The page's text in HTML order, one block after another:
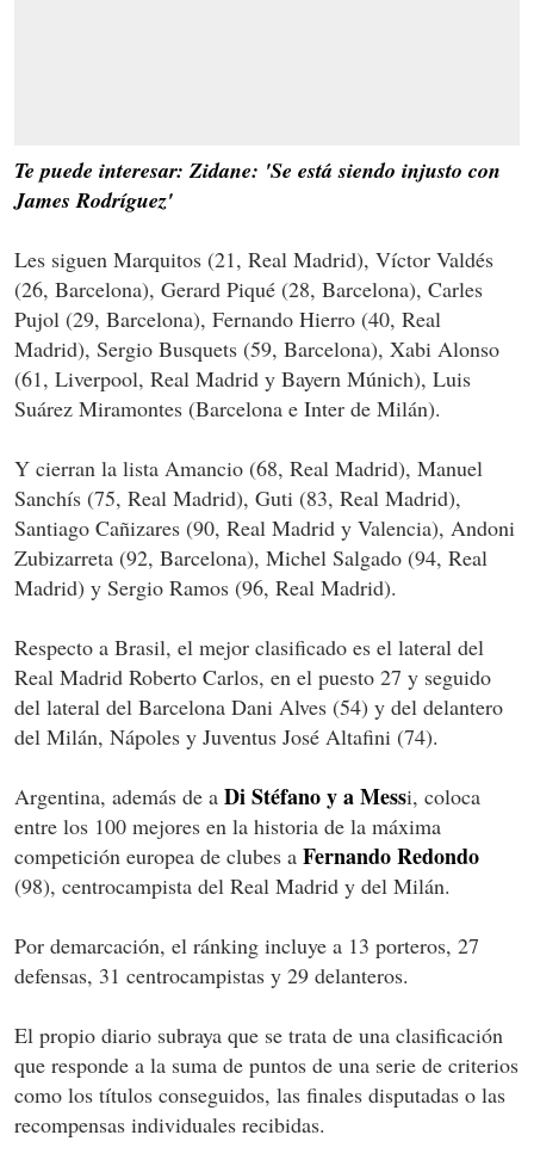
Te puede interesar: Zidane: 'Se está siendo injusto con
James Rodríguez'
Les siguen Marquitos (21, Real Madrid), Víctor Valdés
(26, Barcelona), Gerard Piqué (28, Barcelona), Carles
Pujol (29, Barcelona), Fernando Hierro (40, Real
Madrid), Sergio Busquets (59, Barcelona), Xabi Alonso
(61, Liverpool, Real Madrid y Bayern Múnich), Luis
Suárez Miramontes (Barcelona e Inter de Milán).
Y cierran la lista Amancio (68, Real Madrid), Manuel
Sanchís (75, Real Madrid), Guti (83, Real Madrid),
Santiago Cañizares (90, Real Madrid y Valencia), Andoni
Zubizarreta (92, Barcelona), Michel Salgado (94, Real
Madrid) y Sergio Ramos (96, Real Madrid).
Respecto a Brasil, el mejor clasificado es el lateral del
Real Madrid Roberto Carlos, en el puesto 27 y seguido
del lateral del Barcelona Dani Alves (54) y del delantero
del Milán, Nápoles y Juventus José Altafini (74).
Argentina, además de a Di Stéfano y a Messi, coloca
entre los 100 mejores en la historia de la máxima
competición europea de clubes a Fernando Redondo
(98), centrocampista del Real Madrid y del Milán.
Por demarcación, el ránking incluye a 13 porteros, 27
defensas, 31 centrocampistas y 29 delanteros.
El propio diario subraya que se trata de una clasificación
que responde a la suma de puntos de una serie de criterios
como los títulos conseguidos, las finales disputadas o las
recompensas individuales recibidas.